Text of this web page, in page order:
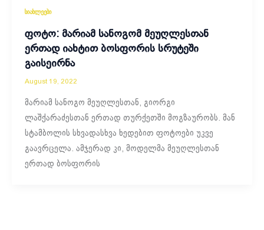
სიახლეები
ფოტო: მარიამ სანოგომ მეუღლესთან
ერთად იახტით ბოსფორის სრუტეში
გაისეირნა
August 19, 2022
მარიამ სანოგო მეუღლესთან, გიორგი
ლაშქარაძესთან ერთად თურქეთში მოგზაურობს. მან
სტამბოლის სხვადასხვა ხედებით ფოტოები უკვე
გაავრცელა. ამჯერად კი, მოდელმა მეუღლესთან
ერთად ბოსფორის